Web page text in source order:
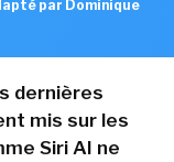
par Dominique
dernières
mis sur les
Siri AI ne